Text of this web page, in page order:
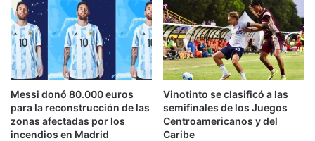
Messi donó 80.000 euros
para la reconstrucción de las
zonas afectadas por los
incendios en Madrid
Vinotinto se clasificó a las
semifinales de los Juegos
Centroamericanos y del
Caribe